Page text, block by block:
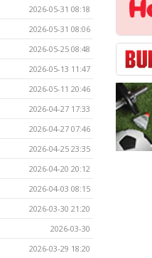
2026-05-31 08:18
2026-05-31 08:06
2026-05-25 08:48
2026-05-13 11:47
2026-05-11 20:46
2026-04-27 17:33
2026-04-27 07:46
2026-04-25 23:35
2026-04-20 20:12
2026-04-03 08:15
2026-03-30 21:20
2026-03-30
2026-03-29 18:20